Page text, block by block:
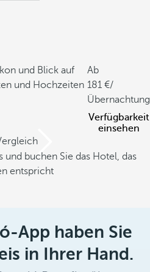
und Blick auf
und Hochzeiten
Ab
181
/
Übernachtung
Verfügbarkeit
einsehen
buchen Sie das Hotel, das
entspricht
App haben Sie
in Ihrer Hand.